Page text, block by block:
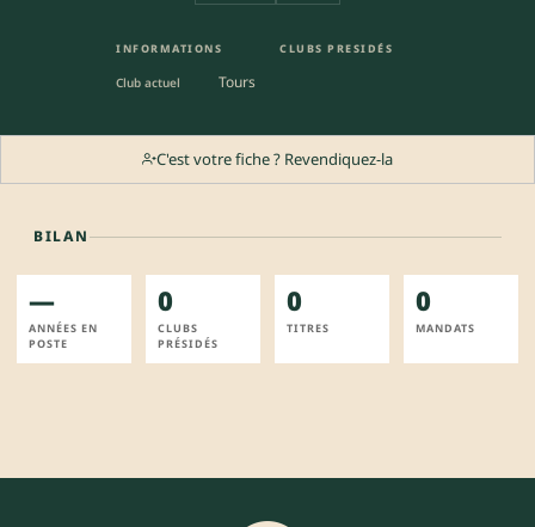
INFORMATIONS
Club actuel Tours
CLUBS PRESIDÉS
C'est votre fiche ? Revendiquez-la
BILAN
—
ANNÉES EN
POSTE
0
CLUBS
PRÉSIDÉS
0
TITRES
0
MANDATS